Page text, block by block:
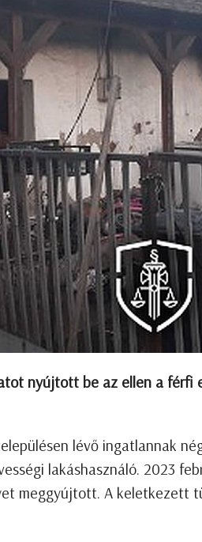
nyújtott be az ellen a
lévő ingatlannak
lakáshasználó. 2023
meggyújtott. A keletkezett